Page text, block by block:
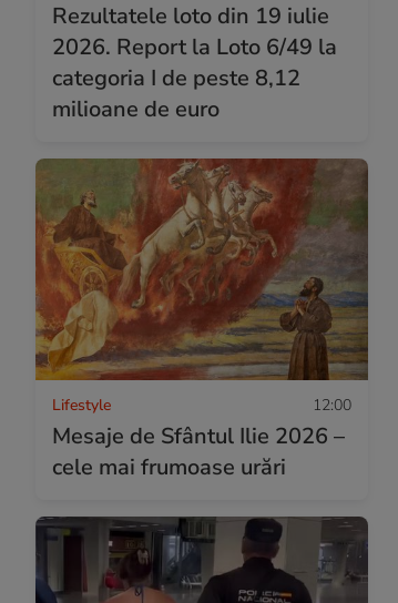
Rezultatele loto din 19 iulie
2026. Report la Loto 6/49 la
categoria I de peste 8,12
milioane de euro
Lifestyle 12:00
Mesaje de Sfântul Ilie 2026 –
cele mai frumoase urări